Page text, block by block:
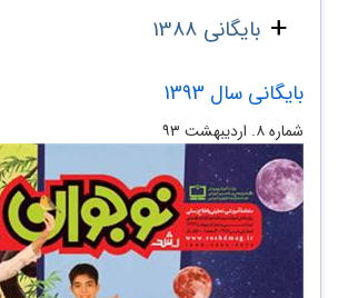
بایگانی 1388
بایگانی سال 1393
شماره ۸. اردیبهشت ۹۳